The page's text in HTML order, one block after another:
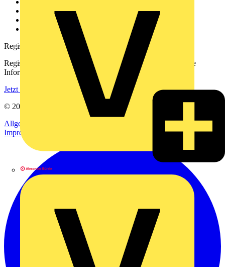
Downloadbereich (PDFs)
Häufig gestellte Fragen
voltimum.com
Registrierung
Registrieren Sie sich kostenlos und erhalten Sie stets aktuelle
Informationen aus der Elektroindustrie.
Jetzt registrieren
© 2002-
Allgemeine Geschäftsbedingungen
Datenschutzerklärung
Impressum